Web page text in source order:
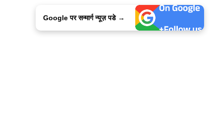
Google पर सन्मार्ग न्यूज़ पडे →